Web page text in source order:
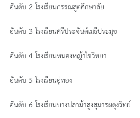
ประกาศจัดซื้อ-จัดจ้างภาครัฐ
ข้อมูลการเลือกตั้ง
นโยบายคุ้มครองข้อมูลส่วนบุคคล
อันดับ 2 โรงเรียนกรรณสูตศึกษาลัย
อันดับ 3 โรงเรียนศรีประจันต์เมธีประมุข
อันดับ 4 โรงเรียนหนองหญ้าไซวิทยา
อันดับ 5 โรงเรียนอู่ทอง
อันดับ 6 โรงเรียนบางปลาม้าสูงสุมารผดุงวิทย์